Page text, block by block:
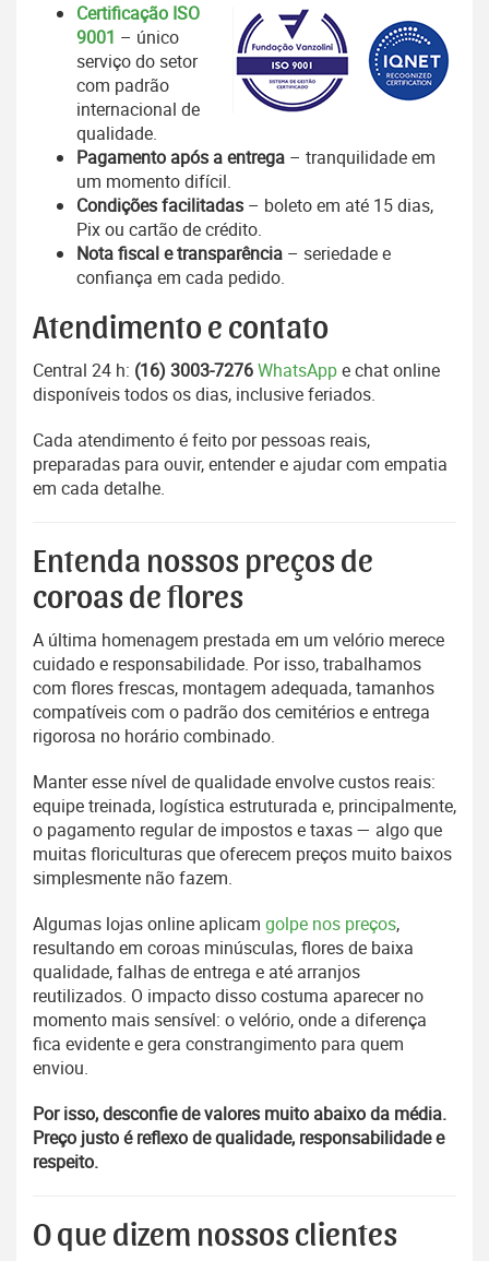
Certificação ISO
9001 – único
serviço do setor
com padrão
internacional de
qualidade.
Pagamento após a entrega – tranquilidade em
um momento difícil.
Condições facilitadas – boleto em até 15 dias,
Pix ou cartão de crédito.
Nota fiscal e transparência – seriedade e
confiança em cada pedido.
Atendimento e contato
Central 24 h: (16) 3003-7276WhatsAppe chat online
disponíveis todos os dias, inclusive feriados.
Cada atendimento é feito por pessoas reais,
preparadas para ouvir, entender e ajudar com empatia
em cada detalhe.
Entenda nossos preços de
coroas de flores
A última homenagem prestada em um velório merece
cuidado e responsabilidade. Por isso, trabalhamos
com flores frescas, montagem adequada, tamanhos
compatíveis com o padrão dos cemitérios e entrega
rigorosa no horário combinado.
Manter esse nível de qualidade envolve custos reais:
equipe treinada, logística estruturada e, principalmente,
o pagamento regular de impostos e taxas — algo que
muitas floriculturas que oferecem preços muito baixos
simplesmente não fazem.
Algumas lojas online aplicam golpe nos preços,
resultando em coroas minúsculas, flores de baixa
qualidade, falhas de entrega e até arranjos
reutilizados. O impacto disso costuma aparecer no
momento mais sensível: o velório, onde a diferença
fica evidente e gera constrangimento para quem
enviou.
Por isso, desconfie de valores muito abaixo da média.
Preço justo é reflexo de qualidade, responsabilidade e
respeito.
O que dizem nossos clientes